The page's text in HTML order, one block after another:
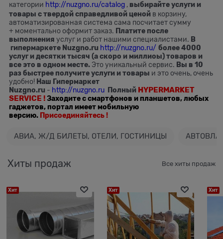
категории http://nuzgno.ru/catalog , выбирайте услуги и
товары с твердой справедливой ценой в корзину,
автоматизированная система сама посчитает сумму
+ моментально оформит заказ. Платите после
выполнения услуг и работ нашими специалистами. В
гипермаркете Nuzgno.ru http://nuzgno.ru/ более 4000
услуг и десятки тысяч (а скоро и миллиоы) товаров и
все это в одном месте. Это уникальный сервис. Вы в 10
раз быстрее получите услуги и товары и это очень, очень
удобно! Наш Гипермаркет
Nuzgno.ru - http://nuzgno.ru Полный HYPERMARKET
SERVICE !Заходите с смартфонов и планшетов, любых
гаджетов, портал имеет мобильную
версию. Присоединяйтесь !
АВИА, Ж/Д БИЛЕТЫ, ОТЕЛИ, ГОСТИНИЦЫ
Хиты продаж Все хиты продаж
Хит Хит Хит